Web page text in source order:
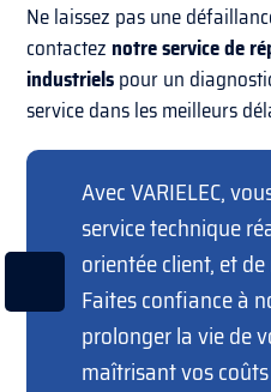
Ne laissez pas une
contactez notre service de
industrielspour un
service dans les meilleurs
Avec VARIELEC,
service technique
orientée client, et
Faites confiance à
prolonger la vie de
maîtrisant vos